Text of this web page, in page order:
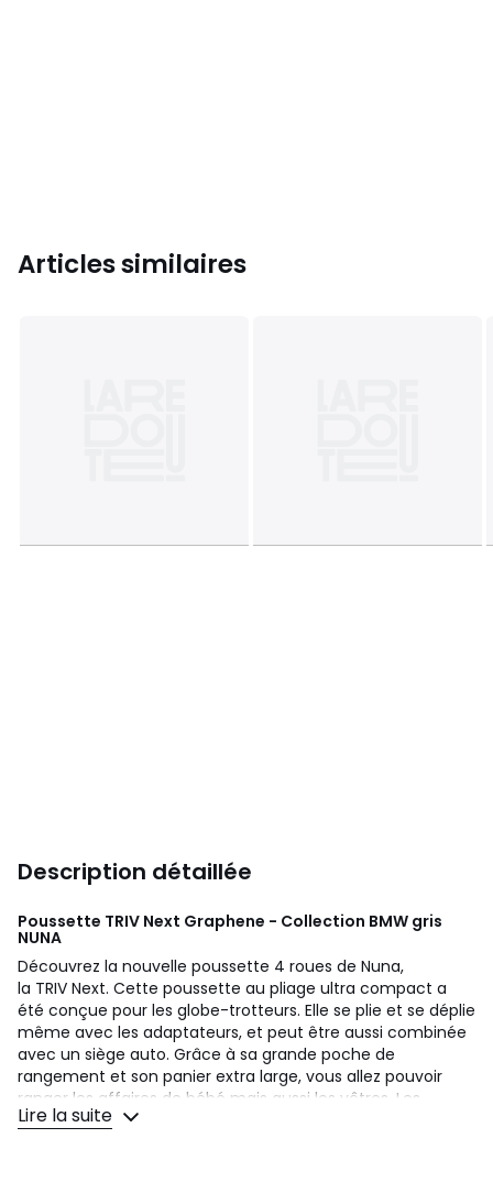
Articles similaires
Description détaillée
Poussette TRIV Next Graphene - Collection BMW gris
NUNA
Découvrez la nouvelle poussette 4 roues de Nuna,
la TRIV Next. Cette poussette au pliage ultra compact a
été conçue pour les globe-trotteurs. Elle se plie et se déplie
même avec les adaptateurs, et peut être aussi combinée
avec un siège auto. Grâce à sa grande poche de
rangement et son panier extra large, vous allez pouvoir
ranger les affaires de bébé mais aussi les vôtres. Les
suspensions à ressorts sous l'assise offrent des
Lire la suite